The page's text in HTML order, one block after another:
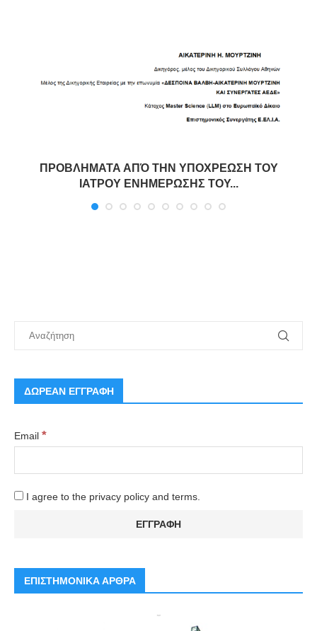
ΠΡΟΒΛΗΜΑΤΑ ΑΠΌ ΤΗΝ ΥΠΟΧΡΕΩΣΗ ΤΟΥ
ΙΑΤΡΟΥ ΕΝΗΜΕΡΩΣΗΣ ΤΟΥ...
ΔΩΡΕΑΝ ΕΓΓΡΑΦΗ
Email *
I agree to the privacy policy and terms.
ΕΠΙΣΤΗΜΟΝΙΚΑ ΑΡΘΡΑ